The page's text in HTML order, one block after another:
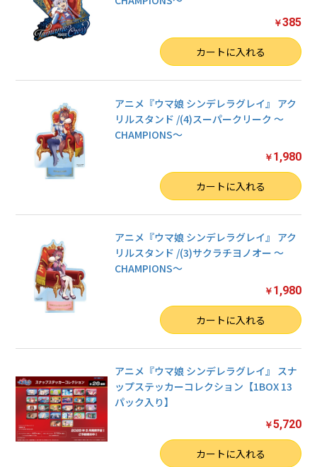
￥385
カートに入れる
アニメ『ウマ娘 シンデレラグレイ』 アク
リルスタンド /(4)スーパークリーク 〜
CHAMPIONS〜
￥ 1,980
カートに入れる
アニメ『ウマ娘 シンデレラグレイ』 アク
リルスタンド /(3)サクラチヨノオー 〜
CHAMPIONS〜
￥ 1,980
カートに入れる
アニメ『ウマ娘 シンデレラグレイ』 スナ
ップステッカーコレクション【1BOX 13
パック入り】
￥5,720
カートに入れる
お買い物を続ける
カートへ進む